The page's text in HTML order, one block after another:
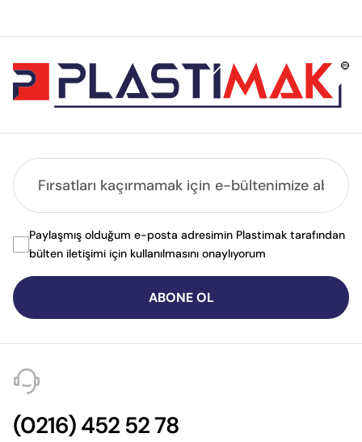
ABONE OL
Paylaşmış olduğum e-posta adresimin Plastimak tarafından
bülten iletişimi için kullanılmasını onaylıyorum
(0216) 452 52 78